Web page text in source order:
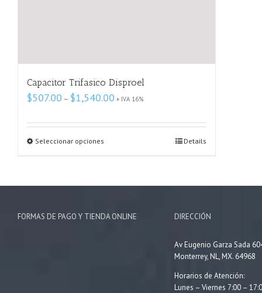
Capacitor Trifasico Disproel
$507.00 – $1,540.00 Price
through
+ IVA 16%
Seleccionar opciones Details
FORMAS DE PAGO Y TIENDA ONLINE DIRECCIÓN
Av Eugenio Garza Sada
Monterrey, NL, MX. 64968
Horarios de Atención:
Lunes – Viernes 7:00 –